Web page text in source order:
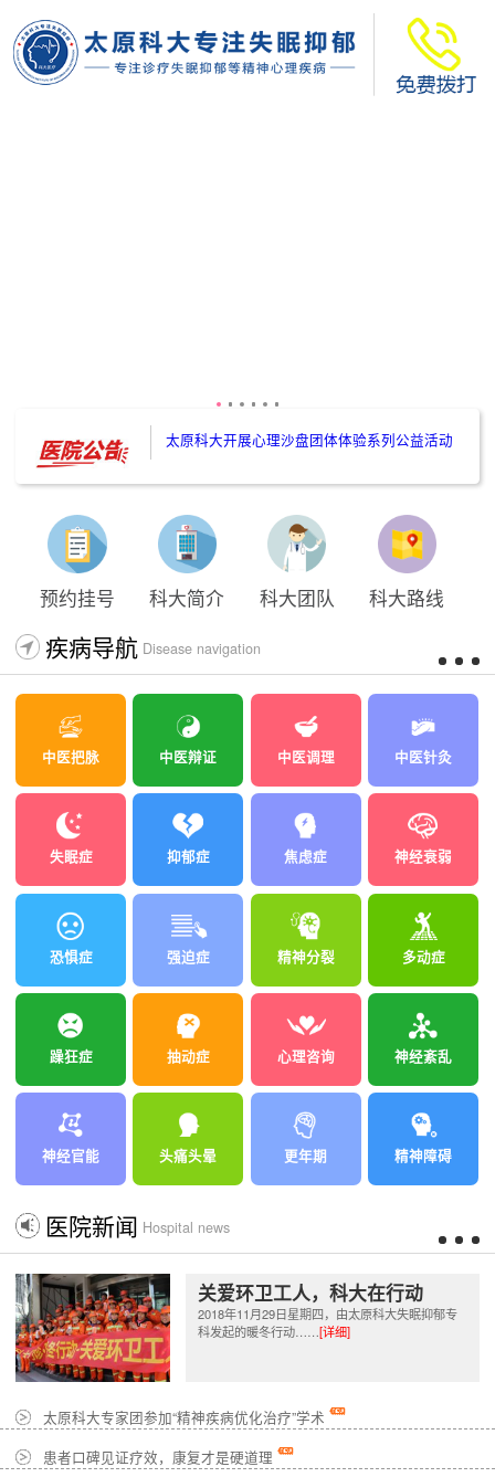
太原科大开展--“心理隐患也是安全隐患”讲座”
太原科大开展心理沙盘团体体验系列公益活动
预约挂号 科大简介 科大团队 科大路线
疾病导航 Disease navigation
中医把脉 中医辩证 中医调理 中医针灸
失眠症 抑郁症 焦虑症 神经衰弱
恐惧症 强迫症 精神分裂 多动症
躁狂症 抽动症 心理咨询 神经紊乱
神经官能 头痛头晕 更年期 精神障碍
医院新闻 Hospital news
关爱环卫工人，科大在行动
2018年11月29日星期四，由太原科大失眠抑郁专
科发起的暖冬行动……[详细]
太原科大专家团参加“精神疾病优化治疗”学术
患者口碑见证疗效，康复才是硬道理